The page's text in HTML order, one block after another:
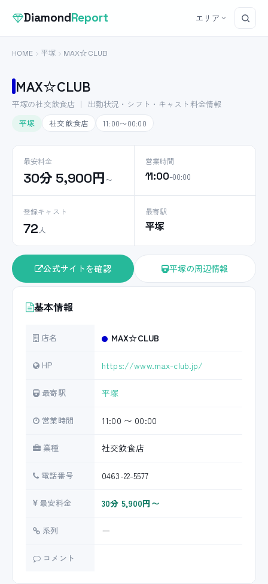
DiamondReport エリア
HOME 平塚 MAX☆CLUB
MAX☆CLUB
平塚の社交飲食店 ｜ 出勤状況・シフト・キャスト料金情報
平塚
社交飲食店 11:00〜00:00
最安料金
30分 5,900円〜
営業時間
11:00–00:00
登録キャスト
72 人
最寄駅
平塚
公式サイトを確認 平塚の周辺情報
基本情報
店名 MAX☆CLUB
HP https://www.max-club.jp/
最寄駅 平塚
営業時間 11:00 〜 00:00
業種 社交飲食店
電話番号 0463-22-5577
最安料金 30分 5,900円〜
系列 ー
コメント